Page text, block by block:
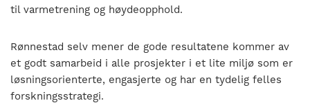
til varmetrening og høydeopphold.
Rønnestad selv mener de gode resultatene kommer av
et godt samarbeid i alle prosjekter i et lite miljø som er
løsningsorienterte, engasjerte og har en tydelig felles
forskningsstrategi.